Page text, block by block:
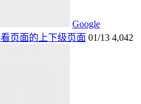
Google
页面的上下级页面 01/13 4,042